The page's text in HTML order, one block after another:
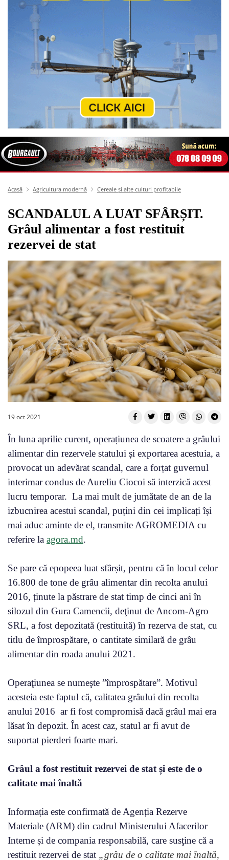
Acasă Agricultura modernă Cereale și alte culturi profitabile
SCANDALUL A LUAT SFÂRȘIT.
Grâul alimentar a fost restituit
rezervei de stat
19 oct 2021
În luna aprilie curent, operațiunea de scoatere a grâului
alimentar din rezervele statului și exportarea acestuia, a
provocat un adevărat scandal, care a forțat guvernul
interimar condus de Aureliu Ciocoi să interzică acest
lucru temporar. La mai mult de jumătate de an de la
izbucnirea acestui scandal, puțini din cei implicați își
mai aduc aminte de el, transmite AGROMEDIA cu
referire la agora.md.
Se pare că epopeea luat sfârșit, pentru că în locul celor
16.800 de tone de grâu alimentar din recolta anului
2016, ținute la păstrare de stat timp de cinci ani în
silozul din Gura Camencii, deţinut de Ancom-Agro
SRL, a fost depozitată (restituită) în rezerva de stat, cu
titlu de împrospătare, o cantitate similară de grâu
alimentar din roada anului 2021.
Operaţiunea se numeşte ”împrospătare”. Motivul
acesteia este faptul că, calitatea grâului din recolta
anului 2016 ar fi fost compromisă dacă grâul mai era
lăsat în depozit. În acest caz, statul ar fi avut de
suportat pierderi foarte mari.
Grâul a fost restituit rezervei de stat și este de o
calitate mai înaltă
Informația este confirmată de Agenția Rezerve
Materiale (ARM) din cadrul Ministerului Afacerilor
Interne și de compania responsabilă, care susţine că a
restituit rezervei de stat „grâu de o calitate mai înaltă,